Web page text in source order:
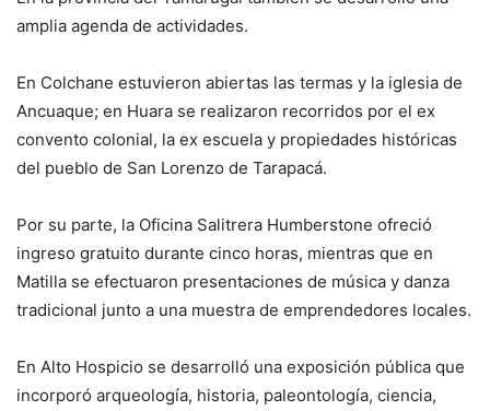
amplia agenda de actividades.
En Colchane estuvieron abiertas las termas y la iglesia de
Ancuaque; en Huara se realizaron recorridos por el ex
convento colonial, la ex escuela y propiedades históricas
del pueblo de San Lorenzo de Tarapacá.
Por su parte, la Oficina Salitrera Humberstone ofreció
ingreso gratuito durante cinco horas, mientras que en
Matilla se efectuaron presentaciones de música y danza
tradicional junto a una muestra de emprendedores locales.
En Alto Hospicio se desarrolló una exposición pública que
incorporó arqueología, historia, paleontología, ciencia,